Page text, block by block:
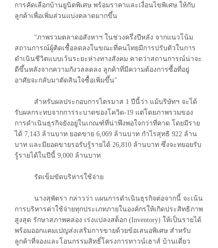
การคัดเลือกบ้านยูนิตพิเศษ พร้อมราคาและเงื่อนไขพิเศษ ให้กับ
ลูกค้าเพื่อเพิ่มส่วนแบ่งตลาดมากขึ้น
"ภาพรวมตลาดอสังหาฯ ในช่วงครึ่งปีหลัง จากแนวโน้ม
สถานการณ์ผู้ติดเชื้อลดลงในขณะที่คนไทยมีการปรับตัวในการ
ดำเนินชีวิตแบบเว้นระยะห่างทางสังคม คาดว่าสถานการณ์น่าจะ
ดีขึ้นหลังจากความกังวลลดลง ลูกค้าที่มีความต้องการซื้อที่อยู่
อาศัยจะกลับมาตัดสินใจซื้อเพิ่มขึ้น"
สำหรับผลประกอบการไตรมาส 1 ปีนี้ว่า แม้บริษัทฯ จะได้
รับผลกระทบจากการระบาดของโควิด-19 แต่โดยภาพรวมของ
การดำเนินธุรกิจยังอยู่ในเกณฑ์ที่น่าพึงพอใจกว่าที่คาด โดยมีราย
ได้ 7,143 ล้านบาท ยอดขาย 6,069 ล้านบาท กำไรสุทธิ 922 ล้าน
บาท และมียอดขายรอรับรู้รายได้ 26,810 ล้านบาท ซึ่งจะทยอยรับ
รู้รายได้ในปีนี้ 9,000 ล้านบาท
รัดเข็มขัดบริหารใช้จ่าย
นางสุพัตรา กล่าวว่า แผนการดำเนินธุรกิจต่อจากนี้ จะเน้น
การบริหารค่าใช้จ่ายทุกประเภทภายในองค์กรให้เกิดประสิทธิภาพ
สูงสุด รักษาสภาพคล่อง เร่งแปลงสต็อก (Inventory) ให้เป็นรายได้
พร้อมออกแคมเปญส่งเสริมการขายด้วยข้อเสนอพิเศษ สำหรับ
ลูกค้าที่จองและโอนกรรมสิทธิ์โครงการทาวน์เฮาส์ บ้านเดี่ยว